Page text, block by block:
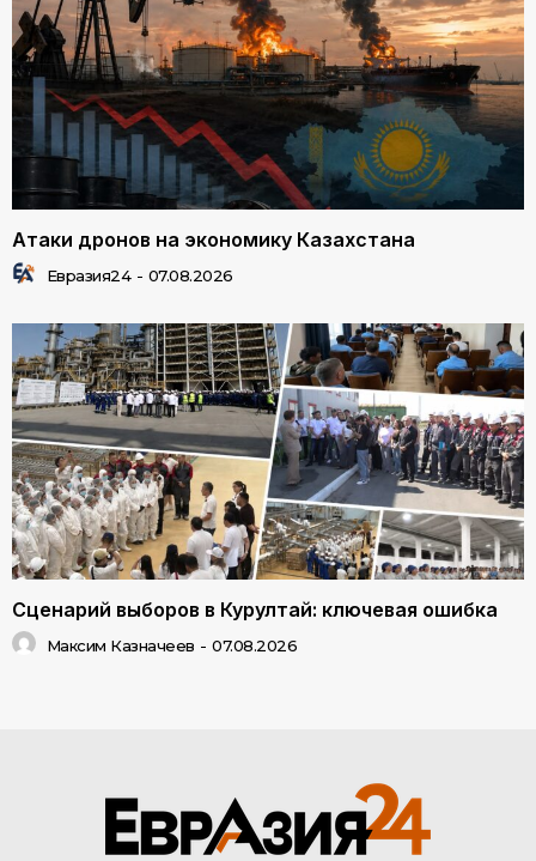
Атаки дронов на экономику Казахстана
Евразия24 - 07.08.2026
Сценарий выборов в Курултай: ключевая ошибка
Максим Казначеев - 07.08.2026